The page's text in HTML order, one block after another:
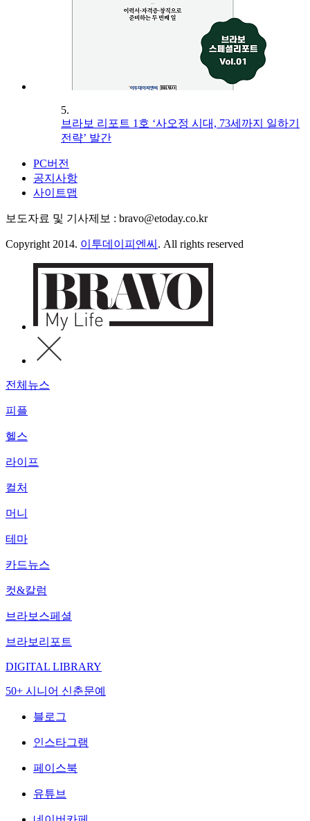
5.
브라보 리포트 1호 ‘사오정 시대, 73세까지 일하기
전략’ 발간
PC버전
공지사항
사이트맵
보도자료 및 기사제보 : bravo@etoday.co.kr
Copyright 2014. 이투데이피엔씨 . All rights reserved
전체뉴스
피플
헬스
라이프
컬처
머니
테마
카드뉴스
컷&칼럼
브라보스페셜
브라보리포트
DIGITAL LIBRARY
50+ 시니어 신춘문예
블로그
인스타그램
페이스북
유튜브